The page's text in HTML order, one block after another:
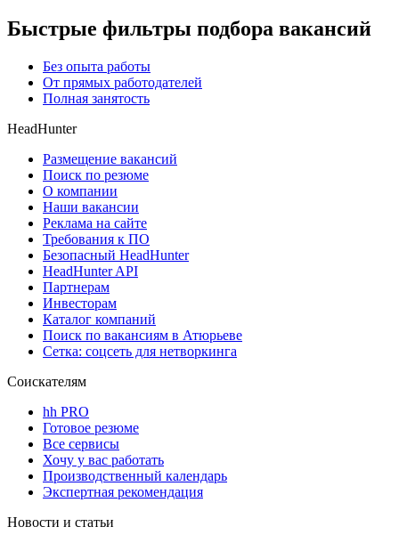
Быстрые фильтры подбора вакансий
Без опыта работы
От прямых работодателей
Полная занятость
HeadHunter
Размещение вакансий
Поиск по резюме
О компании
Наши вакансии
Реклама на сайте
Требования к ПО
Безопасный HeadHunter
HeadHunter API
Партнерам
Инвесторам
Каталог компаний
Поиск по вакансиям в Атюрьеве
Сетка: соцсеть для нетворкинга
Соискателям
hh PRO
Готовое резюме
Все сервисы
Хочу у вас работать
Производственный календарь
Экспертная рекомендация
Новости и статьи